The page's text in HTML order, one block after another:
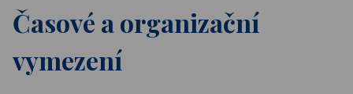
Časové a organizační
vymezení